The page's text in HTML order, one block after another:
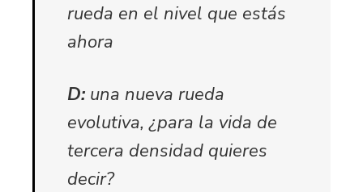
rueda en el nivel que estás
ahora
D: una nueva rueda
evolutiva, ¿para la vida de
tercera densidad quieres
decir?